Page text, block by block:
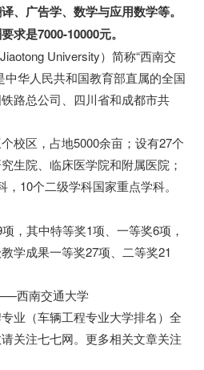
、广告学、数学与应用数学等。
求是7000-10000元。
University）简称“西南交
中华人民共和国教育部直属的全国
路总公司、四川省和成都市共
校区，占地5000余亩；设有27个
生院、临床医学院和附属医院；
10个二级学科国家重点学科。
，其中特等奖1项、一等奖6项，
学成果一等奖27项、二等奖21
西南交通大学
业（车辆工程专业大学排名）全
关注七七网。更多相关文章关注